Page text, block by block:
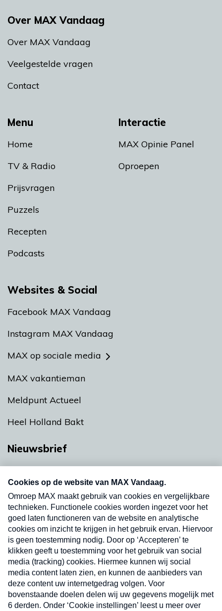
Menu
Home
TV & Radio
Prijsvragen
Puzzels
Recepten
Podcasts
Interactie
MAX Opinie Panel
Oproepen
Over MAX Vandaag
Over MAX Vandaag
Veelgestelde vragen
Contact
Websites & Social
Facebook MAX Vandaag
Instagram MAX Vandaag
MAX op sociale media
MAX vakantieman
Meldpunt Actueel
Heel Holland Bakt
Nieuwsbrief
nieuwsbrief. Elke vrijdag- en dinsdagochtend in
uw mailbox.
Verzend